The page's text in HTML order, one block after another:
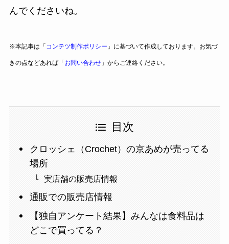
んでくださいね。
※本記事は「 コンテツ制作ポリシー 」に基づいて作成しております。お気づ
きの点などあれば「お問い合わせ」からご連絡ください。
目次
クロッシェ（Crochet）の京あめが売ってる
場所
実店舗の販売店情報
通販での販売店情報
【独自アンケート結果】みんなは食料品は
どこで買ってる？